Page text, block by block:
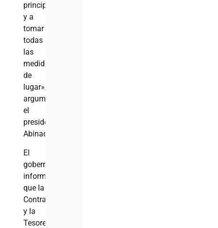
principal
y a
tomar
todas
las
medidas
de
lugar»,
argumentó
el
presidente
Abinader.
El
gobernante
informó
que la
Contraloría
y la
Tesorería